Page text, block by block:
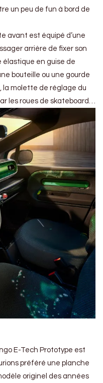
un peu de fun à bord de
avant est équipé d’une
arrière de fixer son
élastique en guise de
bouteille ou une gourde
la molette de réglage du
les roues de skateboard…
E-Tech Prototype est
préféré une planche
originel des années